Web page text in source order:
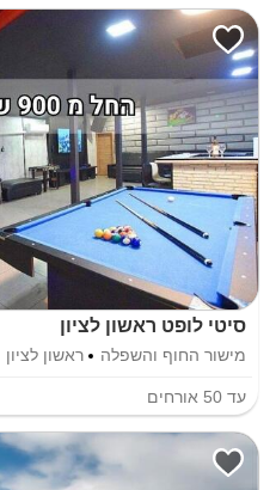
סיטי לופט ראשון לציון
מישור החוף והשפלה ראשון לציון
עד 50 אורחים